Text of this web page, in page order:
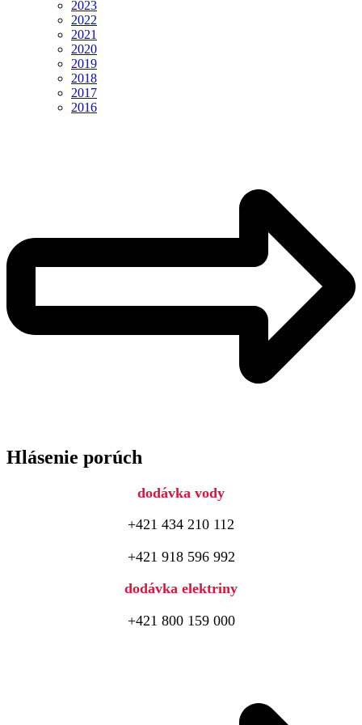
2023
2022
2021
2020
2019
2018
2017
2016
Hlásenie porúch
dodávka vody
+421 434 210 112
+421 918 596 992
dodávka elektriny
+421 800 159 000